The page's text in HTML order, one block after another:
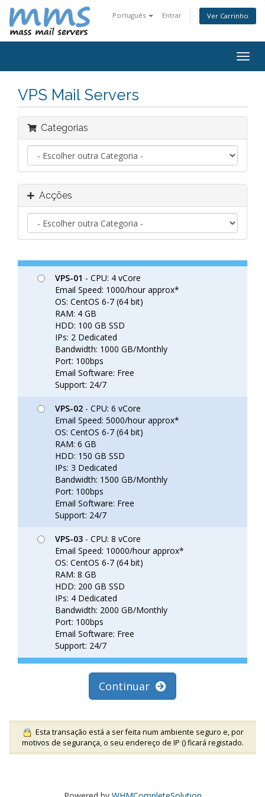
Português Entrar Ver Carrinho
VPS Mail Servers
Categorias
Acções
VPS-01 - CPU: 4 vCore
Email Speed: 1000/hour approx*
OS: CentOS 6-7 (64 bit)
RAM: 4 GB
HDD: 100 GB SSD
IPs: 2 Dedicated
Bandwidth: 1000 GB/Monthly
Port: 100bps
Email Software: Free
Support: 24/7
VPS-02 - CPU: 6 vCore
Email Speed: 5000/hour approx*
OS: CentOS 6-7 (64 bit)
RAM: 6 GB
HDD: 150 GB SSD
IPs: 3 Dedicated
Bandwidth: 1500 GB/Monthly
Port: 100bps
Email Software: Free
Support: 24/7
VPS-03 - CPU: 8 vCore
Email Speed: 10000/hour approx*
OS: CentOS 6-7 (64 bit)
RAM: 8 GB
HDD: 200 GB SSD
IPs: 4 Dedicated
Bandwidth: 2000 GB/Monthly
Port: 100bps
Email Software: Free
Support: 24/7
Continuar
Esta transação está a ser feita num ambiente seguro e, por
motivos de segurança, o seu endereço de IP () ficará registado.